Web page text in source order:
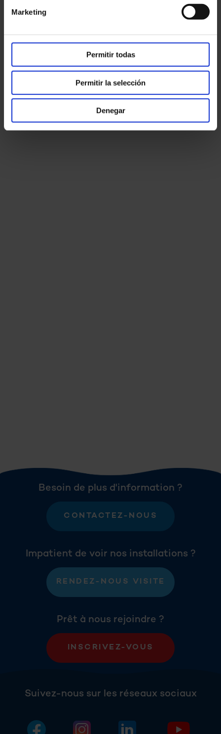
Marketing
Permitir todas
Permitir la selección
Denegar
Besoin de plus d'information ?
CONTACTEZ-NOUS
Impatient de voir nos installations ?
RENDEZ-NOUS VISITE
Prêt à nous rejoindre ?
INSCRIVEZ-VOUS
Suivez-nous sur les réseaux sociaux